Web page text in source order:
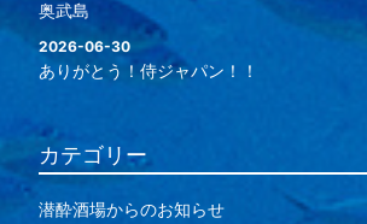
奥武島
2026-06-30
ありがとう！侍ジャパン！！
カテゴリー
潜酔酒場からのお知らせ